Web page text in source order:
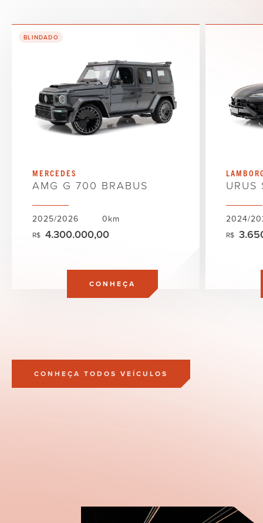
BLINDADO
MERCEDES
AMG G 700 BRABUS
2025/2026 0km
R$ 4.300.000,00
CONHEÇA
URUS
2024/
R$
CONHEÇA TODOS VEÍCULOS